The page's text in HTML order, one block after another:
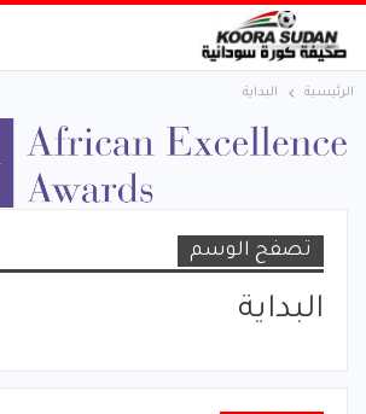
الرئيسية البداية
تصفح الوسم
البداية